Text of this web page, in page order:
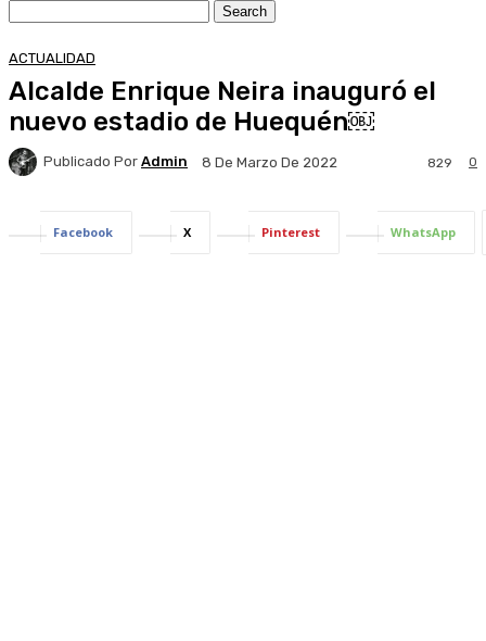
ACTUALIDAD
Alcalde Enrique Neira inauguró el
nuevo estadio de Huequén￼
Publicado Por Admin 8 De Marzo De 2022 0
829
Facebook X Pinterest WhatsApp